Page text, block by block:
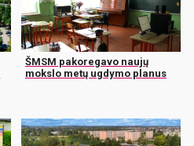
ŠMSM pakoregavo naujų
mokslo metų ugdymo planus